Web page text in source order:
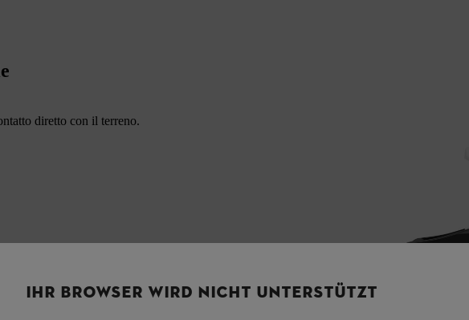
diretto con il terreno.
IHR BROWSER WIRD NICHT UNTERSTÜTZT